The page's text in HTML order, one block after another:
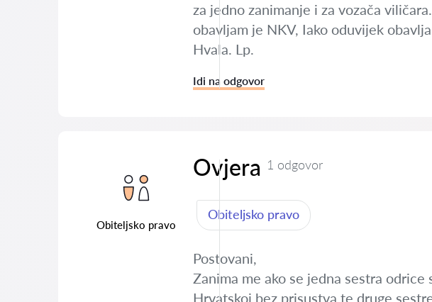
za jedno zanimanje i za vozača
obavljam je NKV, Iako oduvijek
Hvala. Lp.
Idi na odgovor
Obiteljsko pravo
Ovjera 1 odgovor
Obiteljsko pravo
Postovani,
Zanima me ako se jedna sestra
Hrvatskoj bez prisustva te druge